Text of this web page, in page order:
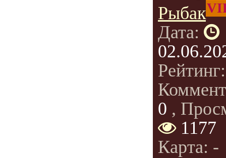
Рыбак
Дата:
0 ,
1177
Карта: -